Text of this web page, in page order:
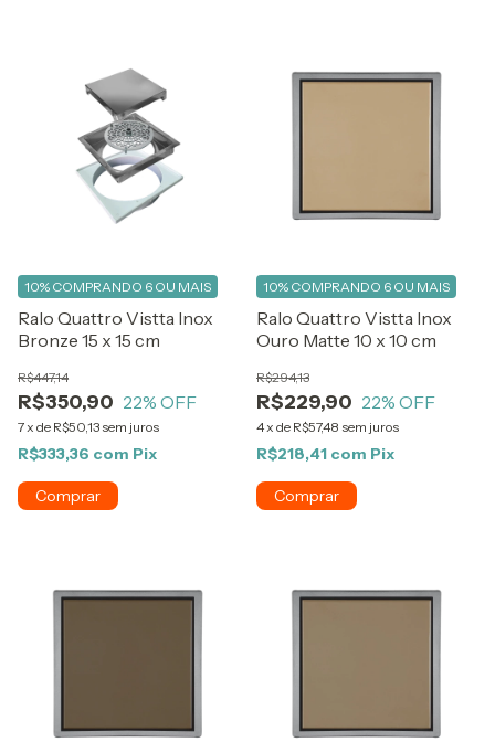
Ralo Quattro Vistta Inox
Bronze 15 x 15 cm
R$350,90
R$447,14
22% OFF
7 x de R$50,13 sem juros
10% COMPRANDO 6 OU MAIS
R$333,36 com Pix
Ralo Quattro Vistta Inox
Ouro Matte 10 x 10 cm
R$229,90
R$294,13
22% OFF
4 x de R$57,48 sem juros
10% COMPRANDO 6 OU MAIS
R$218,41 com Pix